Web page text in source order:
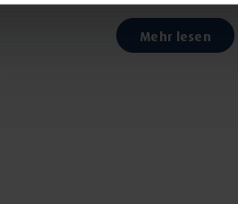
Mehr lesen